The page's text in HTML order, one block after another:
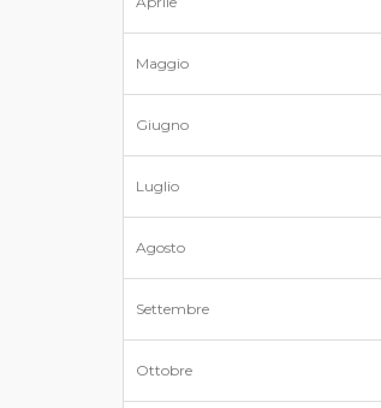
Maggio
Giugno
Luglio
Agosto
Settembre
Ottobre